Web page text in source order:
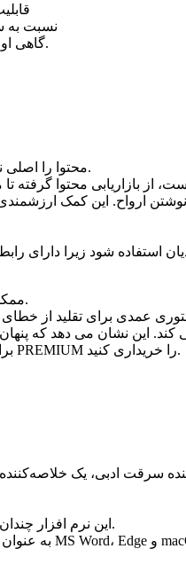
نسبت به
گاهی اوقات ممکن است آشکارسازهای هوش مصنوعی را دور نزند.
محتوا را اصلی نگه می دارد و سرقت ادبی و تکرار محتوا را متوقف می کند.
ممکن است محتوایی با اشکالات گرامری و ناسازگاری تولید کند.
عمدی برای تقلید از
برای دسترسی به همه ویژگی‌ها و استفاده نامحدود، باید نسخه PREMIUM را خریداری کنید.
حتی نسخه PRO این نرم افزار چندان گران نیست، یعنی مقرون به صرفه است.